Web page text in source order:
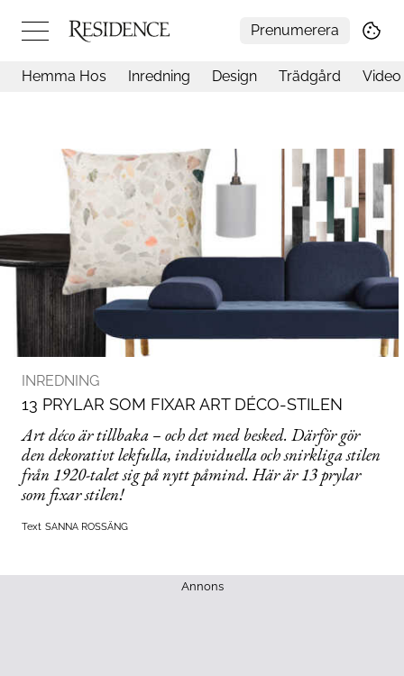
Prenumerera
Design
Trädgård
Inredning
Livsstil
Resor
Mat & Dryck
Influencers
Hemma Hos Inredning Design Trädgård Video
INREDNING
13 PRYLAR SOM FIXAR ART DÉCO-STILEN
Art déco är tillbaka – och det med besked. Därför gör
den dekorativt lekfulla, individuella och snirkliga stilen
från 1920-talet sig på nytt påmind. Här är 13 prylar
som fixar stilen!
Text SANNA ROSSÄNG
Annons